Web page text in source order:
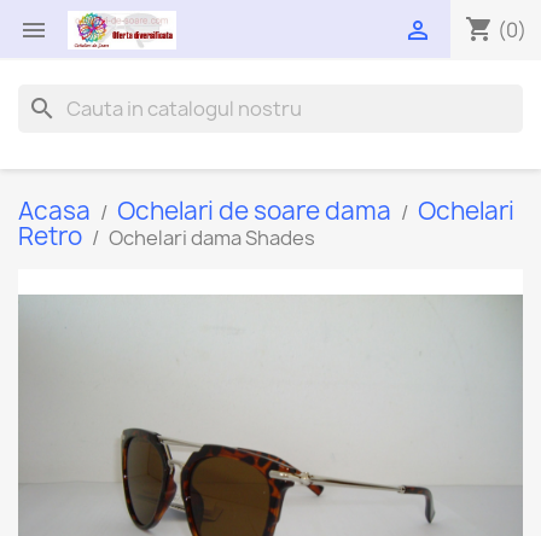
 shopping_cart (0)

search
Acasa Ochelari de soare dama Ochelari
Retro Ochelari dama Shades